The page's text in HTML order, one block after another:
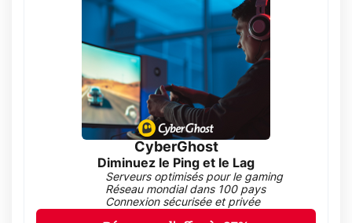
CyberGhost
Diminuez le Ping et le Lag
Serveurs optimisés pour le gaming
Réseau mondial dans 100 pays
Connexion sécurisée et privée